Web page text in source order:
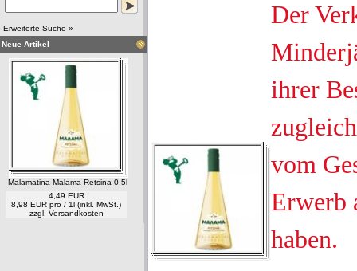
Erweiterte Suche »
Neue Artikel
Malamatina Malama Retsina 0,5l
4,49 EUR
8,98 EUR pro / 1l (inkl. MwSt.)
zzgl. Versandkosten
Der
ihrer
vom
Erwerb
haben.